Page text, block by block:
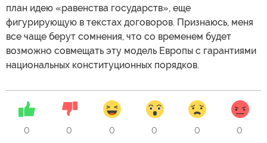
план идею «равенства государств», еще
фигурирующую в текстах договоров. Признаюсь, меня
все чаще берут сомнения, что со временем будет
возможно совмещать эту модель Европы с гарантиями
национальных конституционных порядков.
0 0 0 0 0 0